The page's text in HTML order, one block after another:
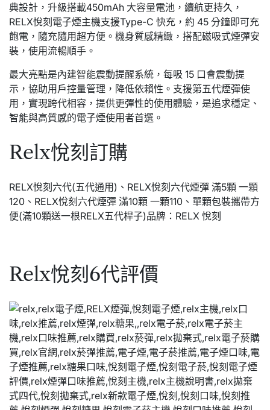
典設計，升級搭載450mAh 大容量電池，續航更持久，
RELX悅刻電子煙主機支援Type-C 快充，約 45 分鐘即可充
飽電，隨充隨用超方便。機身質感精緻，搭配磁吸式煙彈安
裝，使用流暢順手。
最大亮點是內建智能震動提醒系統，每吸 15 口會震動提
示，協助用戶控量管理，降低依賴性。支援第五代煙彈使
用，實現跨代相容，提供更彈性的使用體驗，是追求穩定、
智能與高質感的電子煙使用者首選。
Relx悅刻訂購
RELX悅刻六代(五代通用)、RELX悅刻六代煙彈 滿5顆 一顆
120、RELX悅刻六代煙彈 滿10顆 一顆110、單顆包裝攜帶方
便(滿10顆送一根RELX五代桿子)品牌：RELX 悅刻
Relx悅刻6代評價